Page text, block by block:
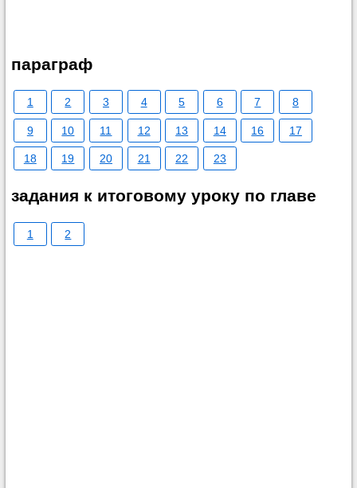
параграф
1 2 3 4 5 6 7 8
9 10 11 12 13 14 16 17
18 19 20 21 22 23
задания к итоговому уроку по главе
1 2